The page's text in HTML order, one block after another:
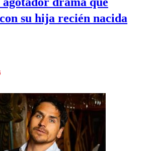
su hija recién nacida